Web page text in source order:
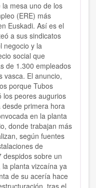
mesa uno de los
(ERE) más
Euskadi. Así es el
a sus sindicatos
negocio y la
social que
de 1.300 empleados
vasca. El anuncio,
porque Tubos
los peores augurios
primera hora
en la planta
donde trabajan más
según fuentes
de
despidos sobre un
planta vizcaína ya
de su acería hace